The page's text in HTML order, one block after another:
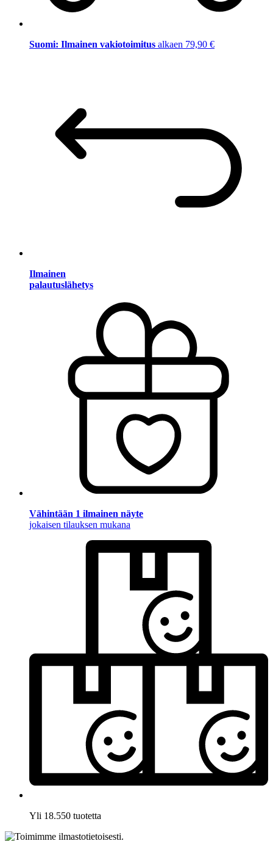
Suomi: Ilmainen vakiotoimitus alkaen 79,90 €
Ilmainen
palautuslähetys
Vähintään 1 ilmainen näyte
jokaisen tilauksen mukana
Yli 18.550 tuotetta